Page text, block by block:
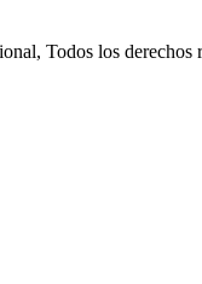
Todos los derechos